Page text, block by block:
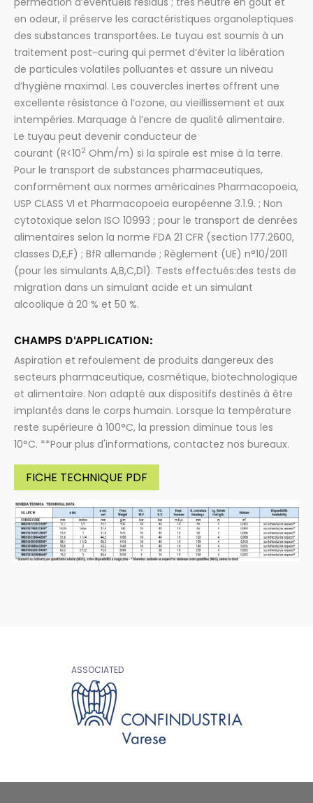
en odeur, il préserve les caractéristiques organoleptiques
des substances transportées. Le tuyau est soumis à un
traitement post-curing qui permet d’éviter la libération
de particules volatiles polluantes et assure un niveau
d’hygiène maximal. Les couvercles inertes offrent une
excellente résistance à l’ozone, au vieillissement et aux
intempéries. Marquage à l’encre de qualité alimentaire.
Le tuyau peut devenir conducteur de
courant (R<102 Ohm/m) si la spirale est mise à la terre.
Pour le transport de substances pharmaceutiques,
conformément aux normes américaines Pharmacopoeia,
USP CLASS VI et Pharmacopoeia européenne 3.1.9. ; Non
cytotoxique selon ISO 10993 ; pour le transport de denrées
alimentaires selon la norme FDA 21 CFR (section 177.2600,
classes D,E,F) ; BfR allemande ; Règlement (UE) n°10/2011
(pour les simulants A,B,C,D1). Tests effectués:des tests de
migration dans un simulant acide et un simulant
alcoolique à 20 % et 50 %.
CHAMPS D'APPLICATION:
Aspiration et refoulement de produits dangereux des
secteurs pharmaceutique, cosmétique, biotechnologique
et alimentaire. Non adapté aux dispositifs destinés à être
implantés dans le corps humain. Lorsque la température
reste supérieure à 100°C, la pression diminue tous les
10°C. **Pour plus d'informations, contactez nos bureaux.
FICHE TECHNIQUE PDF
ASSOCIATED